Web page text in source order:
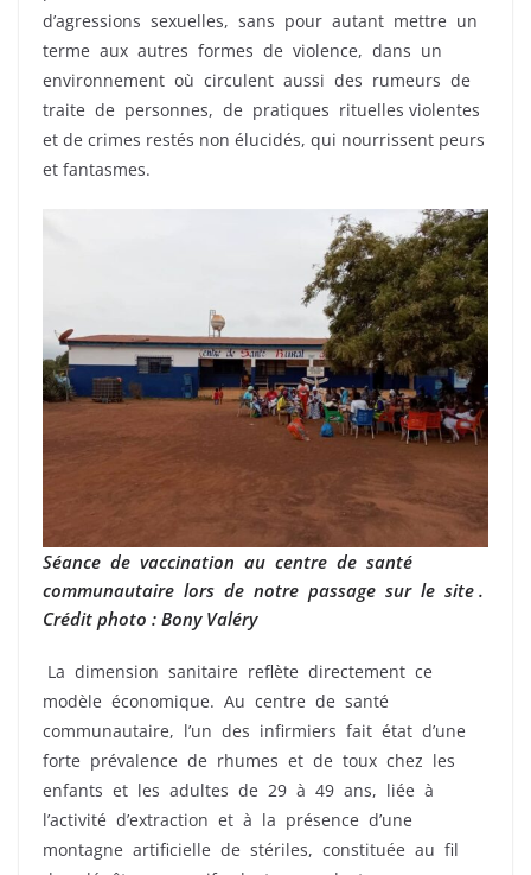
d’agressions sexuelles, sans pour autant mettre un
terme aux autres formes de violence, dans un
environnement où circulent aussi des rumeurs de
traite de personnes, de pratiques rituelles violentes
et de crimes restés non élucidés, qui nourrissent peurs
et fantasmes.
Séance de vaccination au centre de santé
communautaire lors de notre passage sur le site .
Crédit photo : Bony Valéry
La dimension sanitaire reflète directement ce
modèle économique. Au centre de santé
communautaire, l’un des infirmiers fait état d’une
forte prévalence de rhumes et de toux chez les
enfants et les adultes de 29 à 49 ans, liée à
l’activité d’extraction et à la présence d’une
montagne artificielle de stériles, constituée au fil